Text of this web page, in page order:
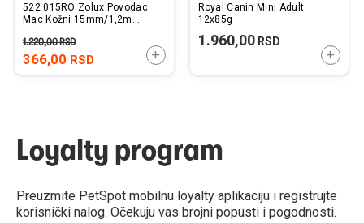
522 015RO Zolux Povodac
Mac Kožni 15mm/1,2m
366,00 RSD
1.220,00RSD
DODAJTE U KORPU
Royal Canin Mini Adult
12x85g
1.960,00RSD
Loyalty program
Preuzmite PetSpot mobilnu loyalty aplikaciju i registrujte
korisnički nalog. Očekuju vas brojni popusti i pogodnosti.